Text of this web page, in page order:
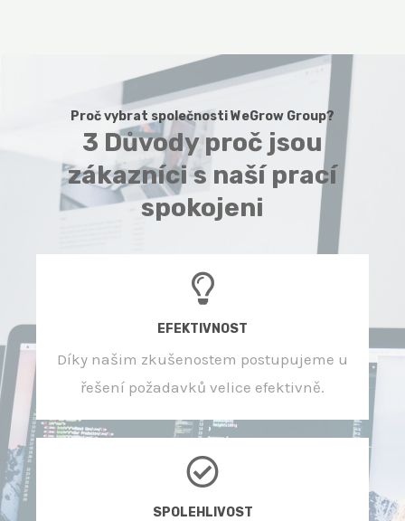
Proč vybrat společnosti WeGrow Group?
3 Důvody proč jsou
zákazníci s naší prací
spokojeni
EFEKTIVNOST
Díky našim zkušenostem postupujeme u
řešení požadavků velice efektivně.
SPOLEHLIVOST